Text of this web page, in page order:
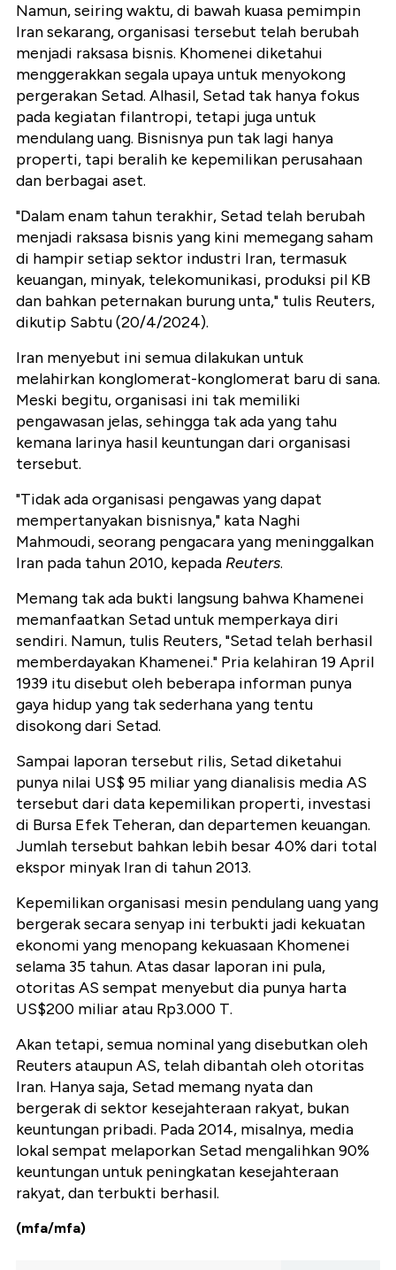
Namun, seiring waktu, di bawah kuasa pemimpin
Iran sekarang, organisasi tersebut telah berubah
menjadi raksasa bisnis. Khomenei diketahui
menggerakkan segala upaya untuk menyokong
pergerakan Setad. Alhasil, Setad tak hanya fokus
pada kegiatan filantropi, tetapi juga untuk
mendulang uang. Bisnisnya pun tak lagi hanya
properti, tapi beralih ke kepemilikan perusahaan
dan berbagai aset.
"Dalam enam tahun terakhir, Setad telah berubah
menjadi raksasa bisnis yang kini memegang saham
di hampir setiap sektor industri Iran, termasuk
keuangan, minyak, telekomunikasi, produksi pil KB
dan bahkan peternakan burung unta," tulis Reuters,
dikutip Sabtu (20/4/2024).
Iran menyebut ini semua dilakukan untuk
melahirkan konglomerat-konglomerat baru di sana.
Meski begitu, organisasi ini tak memiliki
pengawasan jelas, sehingga tak ada yang tahu
kemana larinya hasil keuntungan dari organisasi
tersebut.
"Tidak ada organisasi pengawas yang dapat
mempertanyakan bisnisnya," kata Naghi
Mahmoudi, seorang pengacara yang meninggalkan
Iran pada tahun 2010, kepada Reuters.
Memang tak ada bukti langsung bahwa Khamenei
memanfaatkan Setad untuk memperkaya diri
sendiri. Namun, tulis Reuters, "Setad telah berhasil
memberdayakan Khamenei." Pria kelahiran 19 April
1939 itu disebut oleh beberapa informan punya
gaya hidup yang tak sederhana yang tentu
disokong dari Setad.
Sampai laporan tersebut rilis, Setad diketahui
punya nilai US$ 95 miliar yang dianalisis media AS
tersebut dari data kepemilikan properti, investasi
di Bursa Efek Teheran, dan departemen keuangan.
Jumlah tersebut bahkan lebih besar 40% dari total
ekspor minyak Iran di tahun 2013.
Kepemilikan organisasi mesin pendulang uang yang
bergerak secara senyap ini terbukti jadi kekuatan
ekonomi yang menopang kekuasaan Khomenei
selama 35 tahun. Atas dasar laporan ini pula,
otoritas AS sempat menyebut dia punya harta
US$200 miliar atau Rp3.000 T.
Akan tetapi, semua nominal yang disebutkan oleh
Reuters ataupun AS, telah dibantah oleh otoritas
Iran. Hanya saja, Setad memang nyata dan
bergerak di sektor kesejahteraan rakyat, bukan
keuntungan pribadi. Pada 2014, misalnya, media
lokal sempat melaporkan Setad mengalihkan 90%
keuntungan untuk peningkatan kesejahteraan
rakyat, dan terbukti berhasil.
(mfa/mfa)